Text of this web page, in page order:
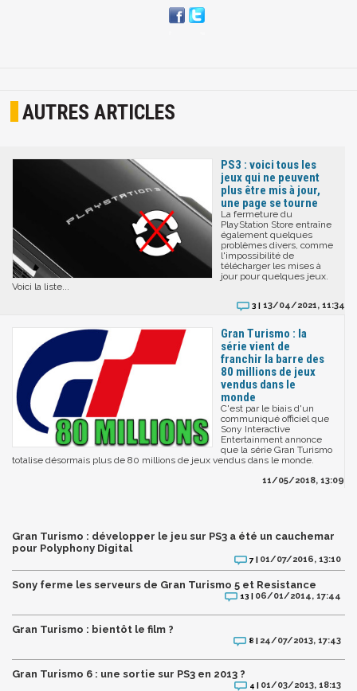
AUTRES ARTICLES
PS3 : voici tous les
jeux qui ne peuvent
plus être mis à jour,
une page se tourne
La fermeture du
PlayStation Store entraîne
également quelques
problèmes divers, comme
l'impossibilité de
télécharger les mises à
jour pour quelques jeux.
Voici la liste...
3 | 13/04/2021, 11:34
Gran Turismo : la
série vient de
franchir la barre des
80 millions de jeux
vendus dans le
monde
C'est par le biais d'un
communiqué officiel que
Sony Interactive
Entertainment annonce
que la série Gran Turismo
totalise désormais plus de 80 millions de jeux vendus dans le monde.
11/05/2018, 13:09
Gran Turismo : développer le jeu sur PS3 a été un cauchemar
pour Polyphony Digital
7 | 01/07/2016, 13:10
Sony ferme les serveurs de Gran Turismo 5 et Resistance
13 | 06/01/2014, 17:44
Gran Turismo : bientôt le film ?
8 | 24/07/2013, 17:43
Gran Turismo 6 : une sortie sur PS3 en 2013 ?
4 | 01/03/2013, 18:13